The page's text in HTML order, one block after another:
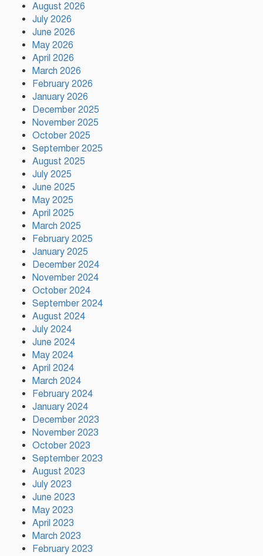
শিক্ষার্থী নিহত
August 2026
July 2026
June 2026
May 2026
April 2026
March 2026
February 2026
January 2026
December 2025
November 2025
October 2025
September 2025
August 2025
July 2025
June 2025
May 2025
April 2025
March 2025
February 2025
January 2025
December 2024
November 2024
October 2024
September 2024
August 2024
July 2024
June 2024
May 2024
April 2024
March 2024
February 2024
January 2024
December 2023
November 2023
October 2023
September 2023
August 2023
July 2023
June 2023
May 2023
April 2023
March 2023
February 2023